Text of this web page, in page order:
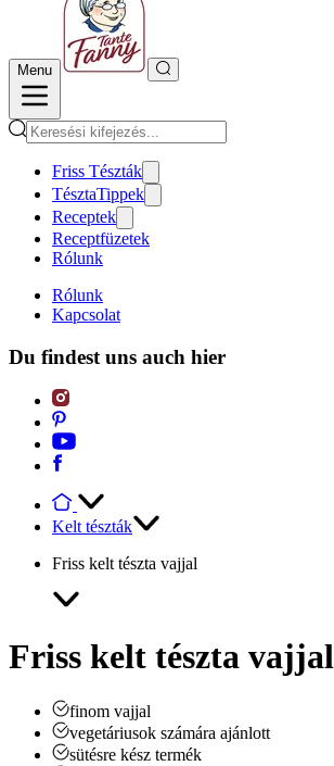
Menu
Friss Tészták
TésztaTippek
Receptek
Receptfüzetek
Rólunk
Rólunk
Kapcsolat
Du findest uns auch hier
Kelt tészták
Friss kelt tészta vajjal
Friss kelt tészta vajjal
finom vajjal
vegetáriusok számára ajánlott
sütésre kész termék